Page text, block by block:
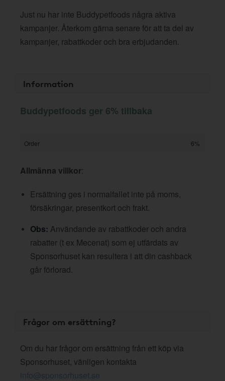
Just nu har inte Buddypetfoods några aktiva
kampanjer. Återkom gärna senare för att ta del av
kampanjer, rabattkoder och bra erbjudanden.
Information
Buddypetfoods ger 6% tillbaka
Order 6%
Allmänna villkor:
Ersättning ges i normalfallet inte på moms,
försäkringar, presentkort och frakt.
Obs: Användande av rabattkoder och andra
rabatter (t ex Mecenat) som ej utfärdats av
Sponsorhuset kan resultera i att din cashback
går förlorad.
Frågor om ersättning?
Om du har frågor om ersättning från ett köp via
Sponsorhuset, vänligen kontakta
info@sponsorhuset.se